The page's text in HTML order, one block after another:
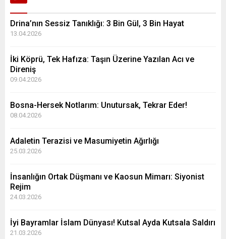
Drina’nın Sessiz Tanıklığı: 3 Bin Gül, 3 Bin Hayat
13.04.2026
İki Köprü, Tek Hafıza: Taşın Üzerine Yazılan Acı ve
Direniş
09.04.2026
Bosna-Hersek Notlarım: Unutursak, Tekrar Eder!
08.04.2026
Adaletin Terazisi ve Masumiyetin Ağırlığı
25.03.2026
İnsanlığın Ortak Düşmanı ve Kaosun Mimarı: Siyonist
Rejim
24.03.2026
İyi Bayramlar İslam Dünyası! Kutsal Ayda Kutsala Saldırı
21.03.2026